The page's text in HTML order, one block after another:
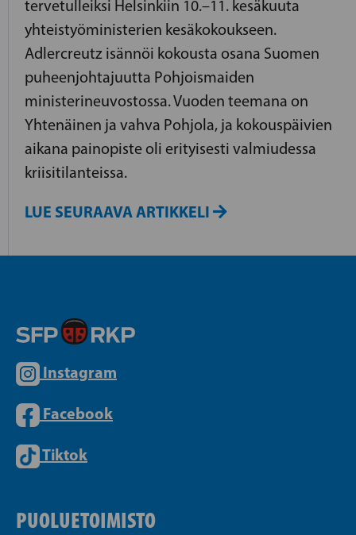
tervetulleiksi Helsinkiin 10.–11. kesäkuuta
yhteistyöministerien kesäkokoukseen.
Adlercreutz isännöi kokousta osana Suomen
puheenjohtajuutta Pohjoismaiden
ministerineuvostossa. Vuoden teemana on
Yhtenäinen ja vahva Pohjola, ja kokouspäivien
aikana painopiste oli erityisesti valmiudessa
kriisitilanteissa.
LUE SEURAAVA ARTIKKELI
Instagram
Facebook
Tiktok
PUOLUETOIMISTO